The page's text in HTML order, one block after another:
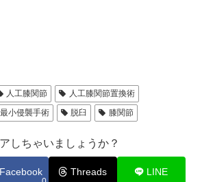
人工膝関節
人工膝関節置換術
最小侵襲手術 脱臼 膝関節
しちゃいましょうか？
Facebook Threads LINE